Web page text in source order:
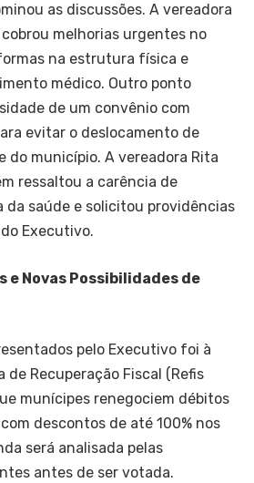
as discussões. A vereadora
cobrou melhorias urgentes no
na estrutura física e
médico. Outro ponto
de um convênio com
evitar o deslocamento de
do município. A vereadora Rita
ressaltou a carência de
da saúde e solicitou providências
Executivo.
e Novas Possibilidades de
pelo Executivo foi à
de Recuperação Fiscal (Refis
munícipes renegociem débitos
descontos de até 100% nos
será analisada pelas
antes de ser votada.